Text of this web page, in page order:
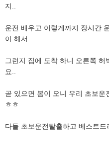
지..
운전 배우고 이렇게까지 장시간
이 해서
그런지 집에 도착 하니 오른쪽 허
요..
곧 있으면 봄이 오니 우리 초보
ㅎㅎ
다들 초보운전탈출하고 베스트